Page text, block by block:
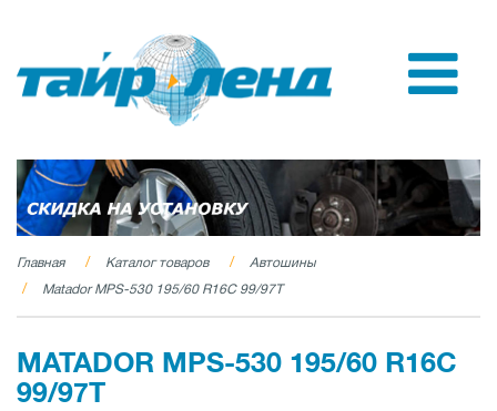
Главная Каталог товаров
Автошины
Matador MPS-530 195/60 R16C 99/97T
MATADOR MPS-530 195/60 R16C
99/97T